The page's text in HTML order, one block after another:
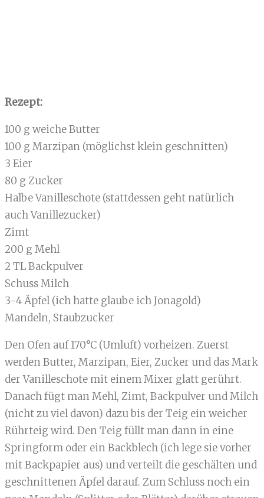
Rezept:
100 g weiche Butter
100 g Marzipan (möglichst klein geschnitten)
3 Eier
80 g Zucker
Halbe Vanilleschote (stattdessen geht natürlich
auch Vanillezucker)
Zimt
200 g Mehl
2 TL Backpulver
Schuss Milch
3-4 Äpfel (ich hatte glaube ich Jonagold)
Mandeln, Staubzucker
Den Ofen auf 170°C (Umluft) vorheizen. Zuerst
werden Butter, Marzipan, Eier, Zucker und das Mark
der Vanilleschote mit einem Mixer glatt gerührt.
Danach fügt man Mehl, Zimt, Backpulver und Milch
(nicht zu viel davon) dazu bis der Teig ein weicher
Rührteig wird. Den Teig füllt man dann in eine
Springform oder ein Backblech (ich lege sie vorher
mit Backpapier aus) und verteilt die geschälten und
geschnittenen Äpfel darauf. Zum Schluss noch ein